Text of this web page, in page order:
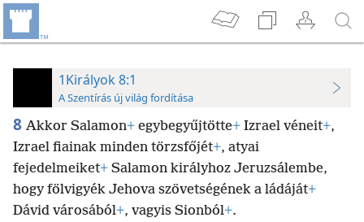
1Királyok 8:1
A Szentírás új világ fordítása
8 Akkor Salamon+ egybegyűjtötte+ Izrael véneit+,
Izrael fiainak minden törzsfőjét+, atyai
fejedelmeiket+ Salamon királyhoz Jeruzsálembe,
hogy fölvigyék Jehova szövetségének a ládáját+
Dávid városából+, vagyis Sionból+.